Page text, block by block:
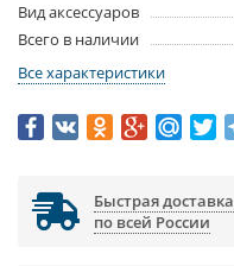
Вид аксессуаров
Всего в наличии
Все характеристики
Быстрая доставка
по всей России